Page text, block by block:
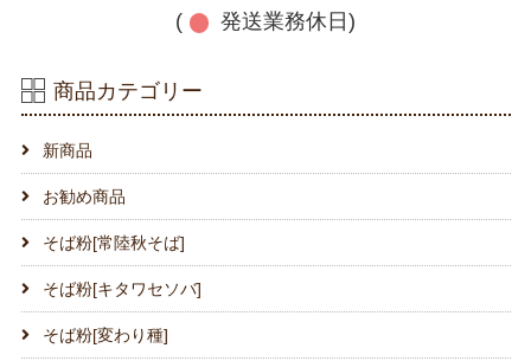
( 発送業務休日)
商品カテゴリー
新商品
お勧め商品
そば粉[常陸秋そば]
そば粉[キタワセソバ]
そば粉[変わり種]